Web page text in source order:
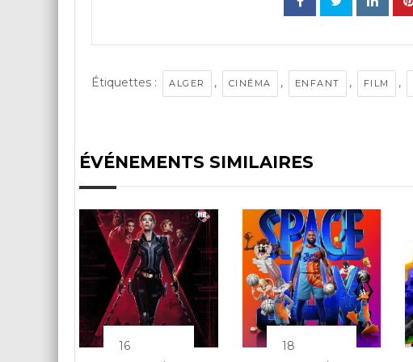
Étiquettes : ALGER , CINÉMA , ENFANT , FILM ,
ÉVÉNEMENTS SIMILAIRES
16
18